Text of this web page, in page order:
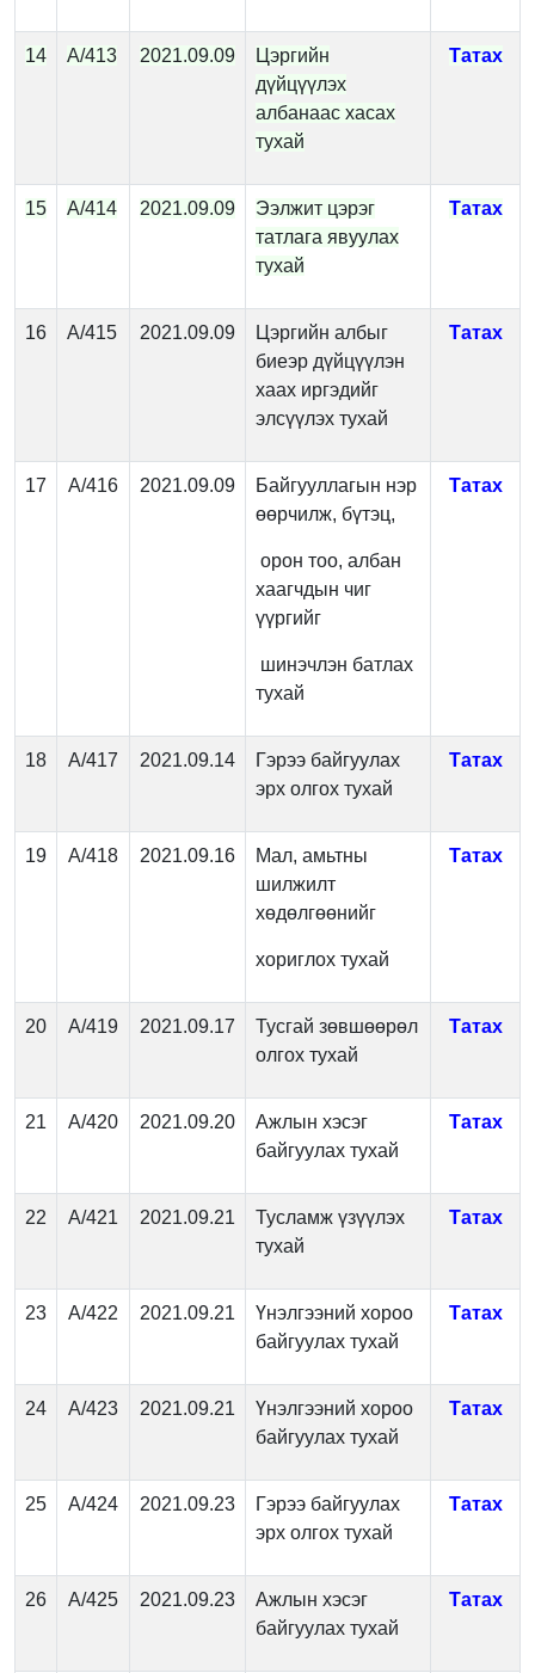
14 А/413 2021.09.09
Цэргийн
дүйцүүлэх
албанаас хасах
тухай
Татах
15 А/414 2021.09.09
Ээлжит цэрэг
татлага явуулах
тухай
Татах
16 А/415 2021.09.09
Цэргийн албыг
биеэр дүйцүүлэн
хаах иргэдийг
элсүүлэх тухай
Татах
17 А/416 2021.09.09
Байгууллагын нэр
өөрчилж, бүтэц,
орон тоо, албан
хаагчдын чиг
үүргийг
шинэчлэн батлах
тухай
Татах
18 А/417 2021.09.14
Гэрээ байгуулах
эрх олгох тухай
Татах
19 А/418 2021.09.16
Мал, амьтны
шилжилт
хөдөлгөөнийг
хориглох тухай
Татах
20 А/419 2021.09.17
Тусгай зөвшөөрөл
олгох тухай
Татах
21 А/420 2021.09.20
Ажлын хэсэг
байгуулах тухай
Татах
22 А/421 2021.09.21
Тусламж үзүүлэх
тухай
Татах
23 А/422 2021.09.21
Үнэлгээний хороо
байгуулах тухай
Татах
24 А/423 2021.09.21
Үнэлгээний хороо
байгуулах тухай
Татах
25 А/424 2021.09.23
Гэрээ байгуулах
эрх олгох тухай
Татах
26 А/425 2021.09.23
Ажлын хэсэг
байгуулах тухай
Татах